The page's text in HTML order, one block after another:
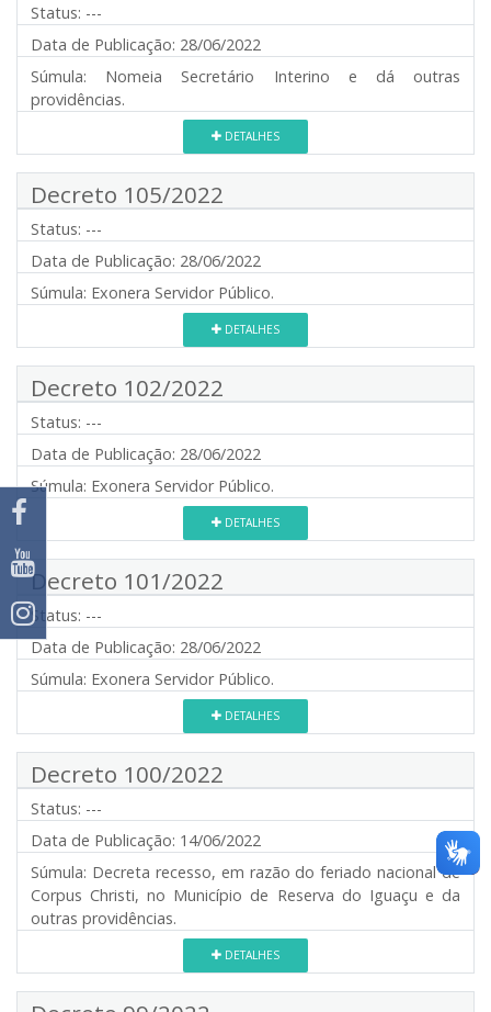
Status: ---
Data de Publicação: 28/06/2022
Súmula: Nomeia Secretário Interino e dá outras
providências.
DETALHES
Decreto 105/2022
Status: ---
Data de Publicação: 28/06/2022
Súmula: Exonera Servidor Público.
DETALHES
Decreto 102/2022
Status: ---
Data de Publicação: 28/06/2022
Súmula: Exonera Servidor Público.
DETALHES
Decreto 101/2022
Status: ---
Data de Publicação: 28/06/2022
Súmula: Exonera Servidor Público.
DETALHES
Decreto 100/2022
Status: ---
Data de Publicação: 14/06/2022
Súmula: Decreta recesso, em razão do feriado nacional de
Corpus Christi, no Município de Reserva do Iguaçu e da
outras providências.
DETALHES